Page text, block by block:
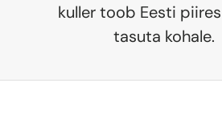
kuller toob Eesti
tasuta kohale.